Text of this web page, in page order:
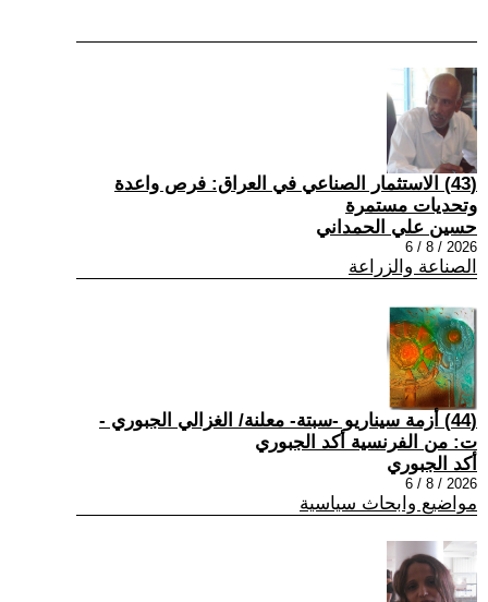
(43) الاستثمار الصناعي في العراق: فرص واعدة
وتحديات مستمرة
حسين علي الحمداني
2026 / 8 / 6
الصناعة والزراعة
(44) أزمة سيناريو -سبتة- معلنة/ الغزالي الجبوري -
ت: من الفرنسية أكد الجبوري
أكد الجبوري
2026 / 8 / 6
مواضيع وابحاث سياسية